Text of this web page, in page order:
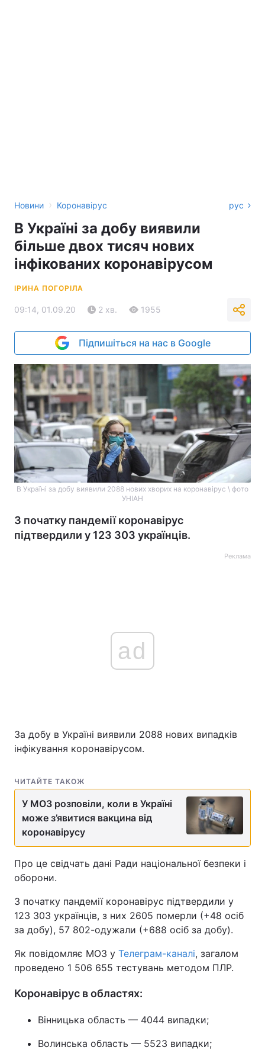
Новини › Коронавірус рус
В Україні за добу виявили
більше двох тисяч нових
інфікованих коронавірусом
ІРИНА ПОГОРІЛА
09:14, 01.09.20 2 хв. 1955
Підпишіться на нас в Google
В Україні за добу виявили 2088 нових хворих на коронавірус \ фото
УНІАН
З початку пандемії коронавірус
підтвердили у 123 303 українців.
Реклама
ad
За добу в Україні виявили 2088 нових випадків
інфікування коронавірусом.
ЧИТАЙТЕ ТАКОЖ
У МОЗ розповіли, коли в Україні
може з’явитися вакцина від
коронавірусу
Про це свідчать дані Ради національної безпеки і
оборони.
З початку пандемії коронавірус підтвердили у
123 303 українців, з них 2605 померли (+48 осіб
за добу), 57 802-одужали (+688 осіб за добу).
Як повідомляє МОЗ у Телеграм-каналі, загалом
проведено 1 506 655 тестувань методом ПЛР.
Коронавірус в областях:
Вінницька область — 4044 випадки;
Волинська область — 5523 випадки;